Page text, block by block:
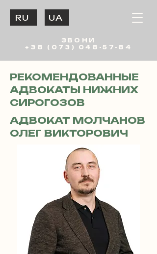
ЗВОНИ
+38 (073) 048-57-84
UA
RU
РЕКОМЕНДОВАННЫЕ
АДВОКАТЫ НИЖНИХ
СИРОГОЗОВ
АДВОКАТ МОЛЧАНОВ
ОЛЕГ ВИКТОРОВИЧ